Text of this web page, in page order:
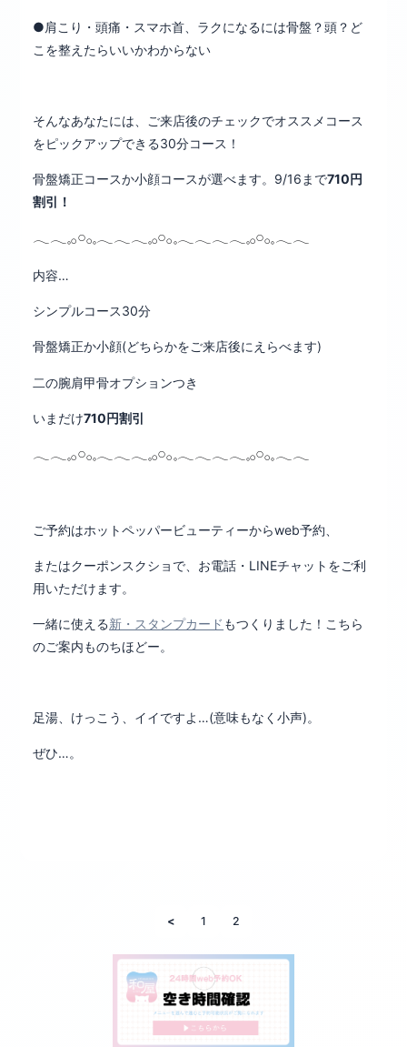
●肩こり・頭痛・スマホ首、ラクになるには骨盤？頭？ど
こを整えたらいいかわからない
そんなあなたには、ご来店後のチェックでオススメコース
をピックアップできる30分コース！
骨盤矯正コースか小顔コースが選べます。9/16まで710円
割引！
𓂃𓂃𓈒𓂂𓏸𓂂𓈒𓂃𓂃𓂃𓈒𓂂𓏸𓂂𓈒𓂃𓂃𓂃𓂃𓈒𓂂𓏸𓂂𓈒𓂃𓂃
内容…
シンプルコース30分
骨盤矯正か小顔(どちらかをご来店後にえらべます)
二の腕肩甲骨オプションつき
いまだけ710円割引
𓂃𓂃𓈒𓂂𓏸𓂂𓈒𓂃𓂃𓂃𓈒𓂂𓏸𓂂𓈒𓂃𓂃𓂃𓂃𓈒𓂂𓏸𓂂𓈒𓂃𓂃
ご予約はホットペッパービューティーからweb予約、
またはクーポンスクショで、お電話・LINEチャットをご利
用いただけます。
一緒に使える新・スタンプカード もつくりました！こちら
のご案内ものちほどー。
足湯、けっこう、イイですよ…(意味もなく小声)。
ぜひ…。
< 1 2